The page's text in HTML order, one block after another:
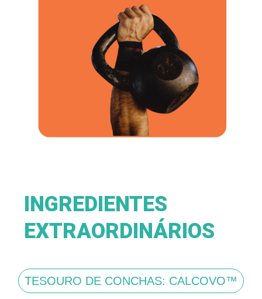
INGREDIENTES
EXTRAORDINÁRIOS
TESOURO DE CONCHAS: CALCOVO™